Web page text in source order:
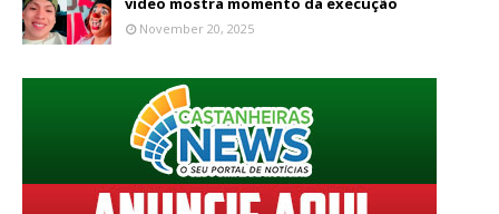
November 20, 2025